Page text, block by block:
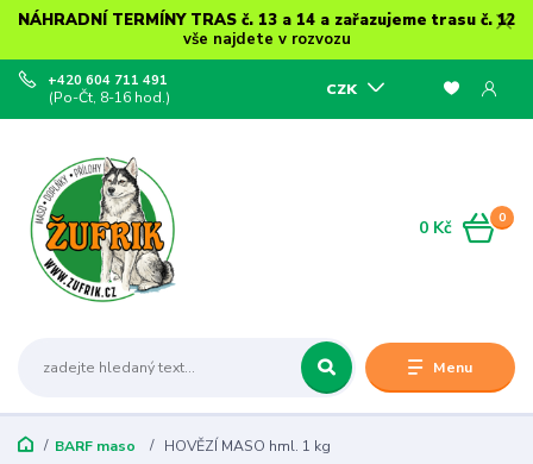
NÁHRADNÍ TERMÍNY TRAS č. 13 a 14 a zařazujeme trasu č. 12
vše najdete v rozvozu
Menu
CZK
+420 604 711 491
(Po-Čt, 8-16 hod.)
0
0 Kč
BARF maso HOVĚZÍ MASO hml. 1 kg